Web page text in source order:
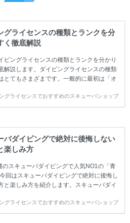
グライセンスの種類とランクを分
く徹底解説
ビングライセンスの種類とランクを分かり
解説します。ダイビングライセンスの種類
とてもさまざまです。一般的に最初は「オ
ングのライセンスカードはダイビングの教
くは指導団体が発行しています。教育機関
育成・指導や安全管理、環境保全などの活
ます。 ダイビングライセンスの種類はエン
ルのライセンスからプロレベルのライセン
ク分けされています。各教育機関(指導団
ライセンスカードの名称、トレーニング内
ありま...
グライセンスでおすすめのスキューバショップ
バダイビングで絶対に後悔しない
楽しみ方
のスキューバダイビングで人気NO1の「青
回はスキューバダイビングで絶対に後悔し
と楽しみ方を紹介します。スキューバダイ
て間もない初心者の方に必見の内容です。
ダイビングの始め方と楽しみ方について学
グライセンスでおすすめのスキューバショップ